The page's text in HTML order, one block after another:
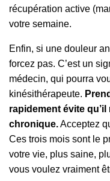
récupération active
votre semaine.
Enfin, si une douleur
forcez pas. C’est un
médecin, qui pourra
kinésithérapeute.
rapidement évite
chronique.Acceptez
Ces trois mois sont le
votre vie, plus saine,
vous voulez vraiment